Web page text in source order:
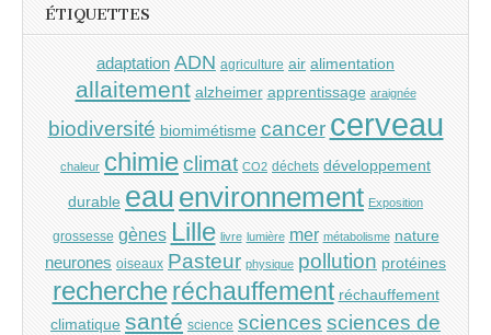
ÉTIQUETTES
adaptation ADN agriculture air alimentation
allaitement alzheimer apprentissage araignée
biodiversité biomimétisme cancer cerveau
chaleur chimieclimat CO2 déchets développement
durable eau environnement Exposition
grossesse gènes Lille livre lumière mer métabolisme nature
neurones oiseaux Pasteur physique pollution protéines
recherche réchauffement réchauffement
climatique santé science sciences sciences de